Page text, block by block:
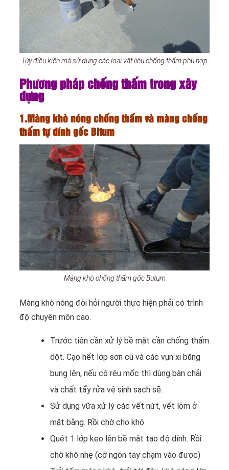
Tùy điều kiện mà sử dụng các loại vật liệu chống thấm phù hợp
Phương pháp chống thấm trong xây
dựng
1.Màng khò nóng chống thấm và màng chống
thấm tự dính gốc Bitum
Màng khò chống thấm gốc Butum
Màng khò nóng đòi hỏi người thực hiện phải có trình
độ chuyên môn cao.
Trước tiên cần xử lý bề mặt cần chống thấm
dột. Cạo hết lớp sơn cũ và các vụn xi băng
bung lên, nếu có rêu mốc thì dùng bàn chải
và chất tẩy rửa vệ sinh sạch sẽ.
Sử dụng vữa xử lý các vết nứt, vết lõm ở
mặt bằng. Rồi chờ cho khô
Quét 1 lớp keo lên bề mặt tạo độ dính. Rồi
chờ khô nhẹ (cỡ ngón tay chạm vào được)